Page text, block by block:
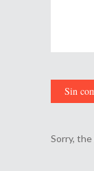
Sin
Sorry,